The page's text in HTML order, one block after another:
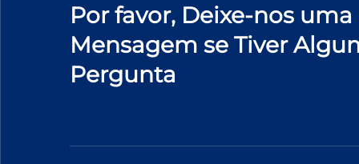
Por favor, Deixe-nos uma
Mensagem se Tiver
Pergunta